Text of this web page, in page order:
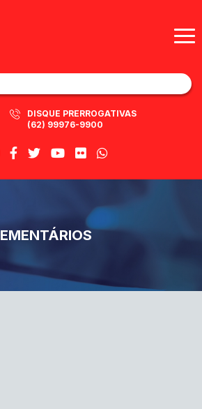
DISQUE PRERROGATIVAS
(62) 99976-9900
EMENTÁRIOS